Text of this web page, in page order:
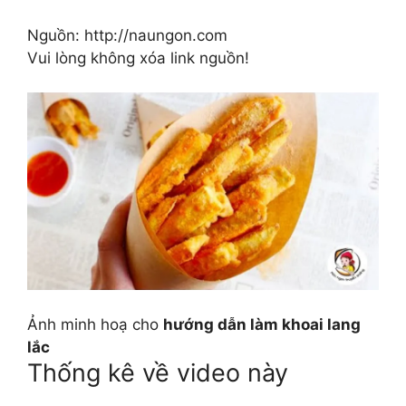
Nguồn: http://naungon.com
Vui lòng không xóa link nguồn!
Ảnh minh hoạ cho hướng dẫn làm khoai lang
lắc
Thống kê về video này